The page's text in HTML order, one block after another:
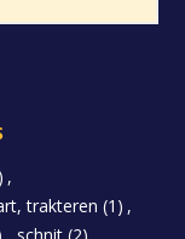
,
trakteren (1) ,